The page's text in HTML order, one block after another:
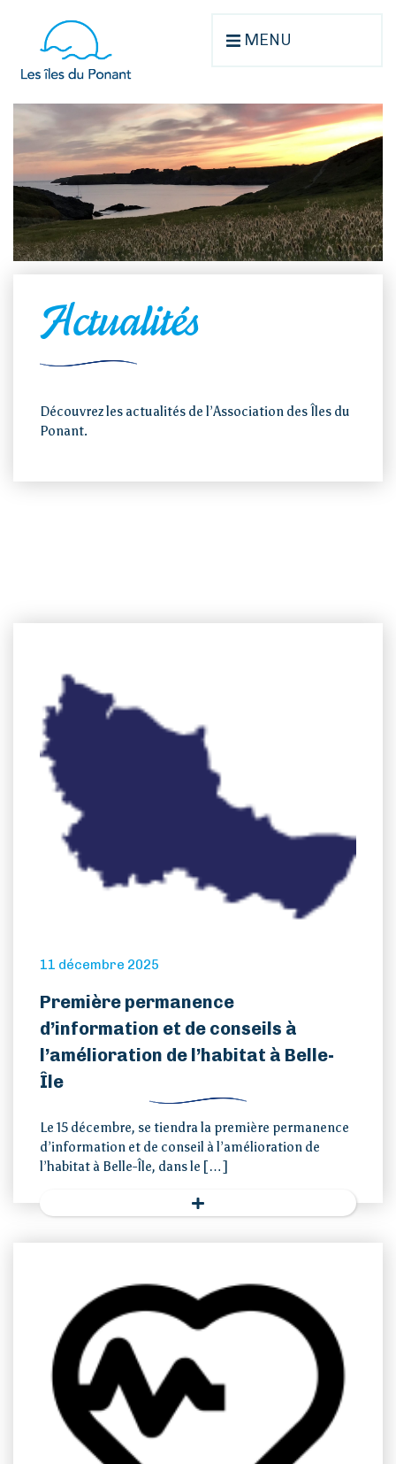
MENU
Actualités
Découvrez les actualités de l’Association des Îles du
Ponant.
11 décembre 2025
Première permanence
d’information et de conseils à
l’amélioration de l’habitat à Belle-
Île
Le 15 décembre, se tiendra la première permanence
d’information et de conseil à l’amélioration de
l’habitat à Belle-Île, dans le […]